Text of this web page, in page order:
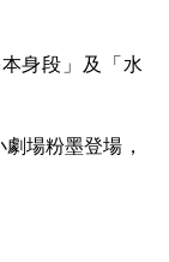
身段」及「水
場粉墨登場，